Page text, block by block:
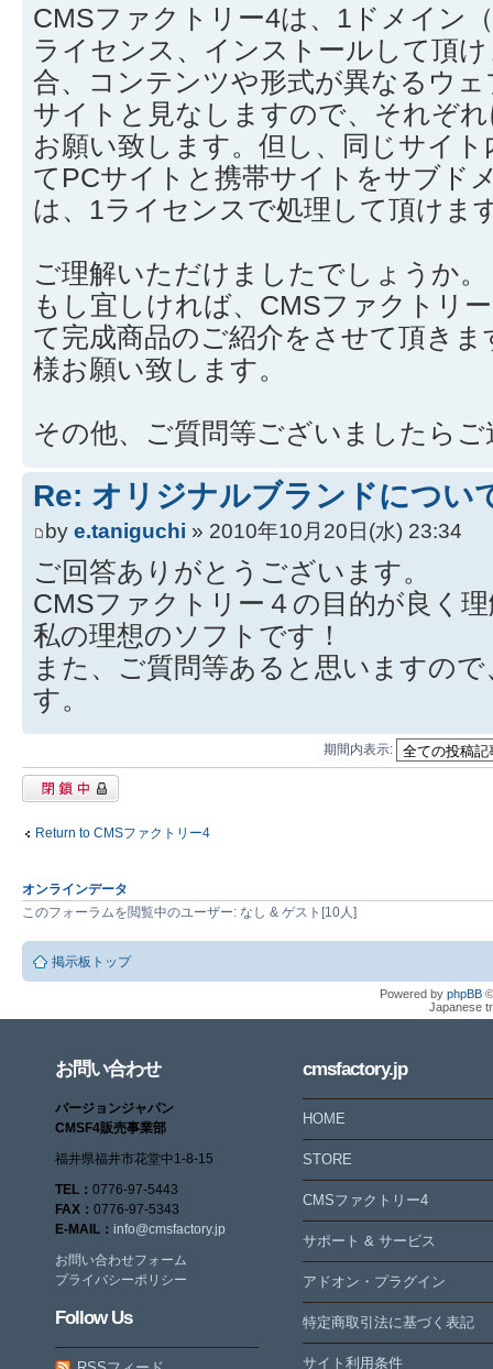
CMSファクトリー4は、1ドメイン
ライセンス、インストールして頂
合、コンテンツや形式が異なるウ
サイトと見なしますので、それぞ
お願い致します。但し、同じサイ
てPCサイトと携帯サイトをサブド
は、1ライセンスで処理して頂けま
ご理解いただけましたでしょうか。
もし宜しければ、CMSファクトリ
て完成商品のご紹介をさせて頂き
様お願い致します。
その他、ご質問等ございましたら
Re: オリジナルブランドについ
by e.taniguchi » 2010年10月20日(水) 23:34
ご回答ありがとうございます。
CMSファクトリー４の目的が良く
私の理想のソフトです！
また、ご質問等あると思いますの
す。
期間内表示:
閉鎖中トピック
Return to CMSファクトリー4
オンラインデータ
このフォーラムを閲覧中のユーザー: なし & ゲスト[10人]
掲示板トップ
Powered by phpBB
Japanese
お問い合わせ
バージョンジャパン
CMSF4販売事業部
福井県福井市花堂中1-8-15
TEL： 0776-97-5443
FAX： 0776-97-5343
E-MAIL： info@cmsfactory.jp
お問い合わせフォーム
プライバシーポリシー
Follow Us
cmsfactory.jp
HOME
STORE
CMSファクトリー4
サポート & サービス
アドオン・プラグイン
特定商取引法に基づく表記
サイト利用条件